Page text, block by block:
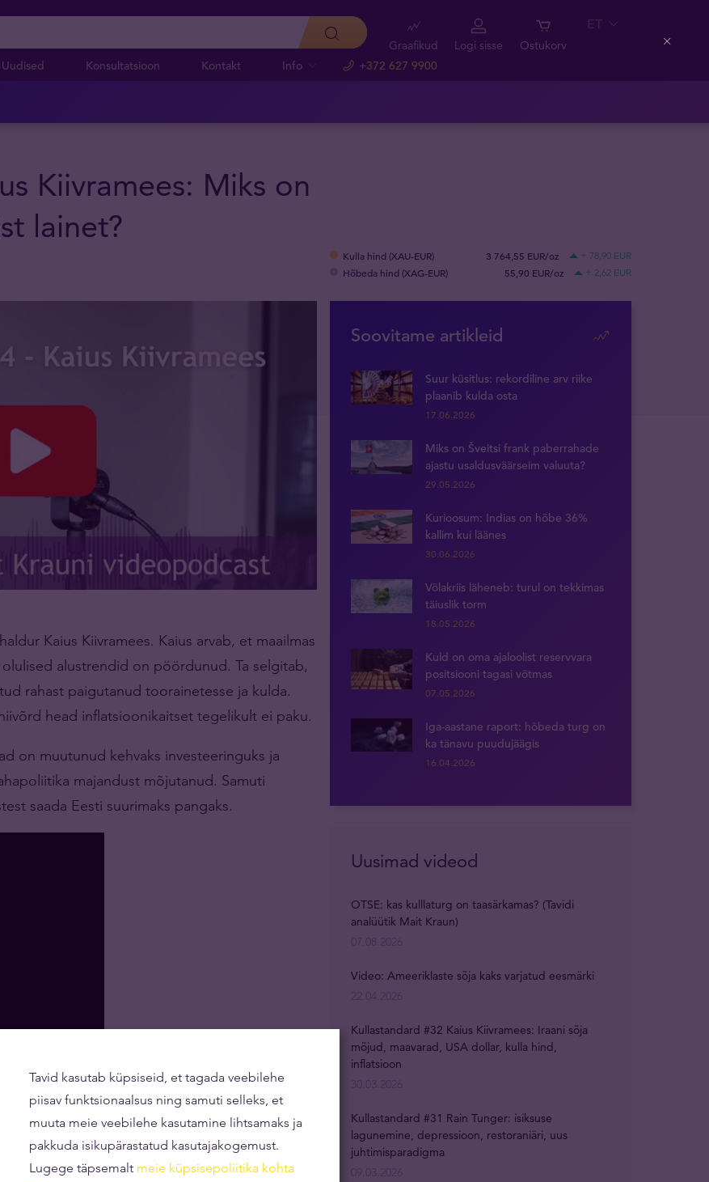
Uudised Konsultatsioon Kontakt Info +372 627 9900
Graafikud Logi sisse Ostukorv
ET
Kiivramees: Miks on
lainet?
Kulla hind (XAU-EUR) 3 764,55 EUR/oz + 78,90 EUR
Hõbeda hind (XAG-EUR) 55,90 EUR/oz + 2,62 EUR
Kaius Kiivramees. Kaius arvab, et maailmas
alustrendid on pöördunud. Ta selgitab,
rahast paigutanud toorainetesse ja kulda.
head inflatsioonikaitset tegelikult ei paku.
on muutunud kehvaks investeeringuks ja
majandust mõjutanud. Samuti
saada Eesti suurimaks pangaks.
ühiskonnast avatult ja ausalt. Käsitleme
sea endale piiranguid ning julgeme asjadest
Soovitame artikleid
Suur küsitlus: rekordiline arv riike
plaanib kulda osta
17.06.2026
Miks on Šveitsi frank paberrahade
ajastu usaldusväärseim valuuta?
29.05.2026
Kurioosum: Indias on hõbe 36%
kallim kui läänes
30.06.2026
Võlakriis läheneb: turul on tekkimas
täiuslik torm
18.05.2026
Kuld on oma ajaloolist reservvara
positsiooni tagasi võtmas
07.05.2026
Iga-aastane raport: hõbeda turg on
ka tänavu puudujäägis
16.04.2026
Uusimad videod
OTSE: kas kulllaturg on taasärkamas? (Tavidi
analüütik Mait Kraun)
Video: Ameeriklaste sõja kaks varjatud eesmärki
Kullastandard #32 Kaius Kiivramees: Iraani sõja
mõjud, maavarad, USA dollar, kulla hind,
inflatsioon
Kullastandard #31 Rain Tunger: isiksuse
lagunemine, depressioon, restoraniäri, uus
juhtimisparadigma
Tavid kasutab küpsiseid, et tagada veebilehe
piisav funktsionaalsus ning samuti selleks, et
muuta meie veebilehe kasutamine lihtsamaks ja
pakkuda isikupärastatud kasutajakogemust.
Lugege täpsemalt meie küpsisepoliitika kohta
Close